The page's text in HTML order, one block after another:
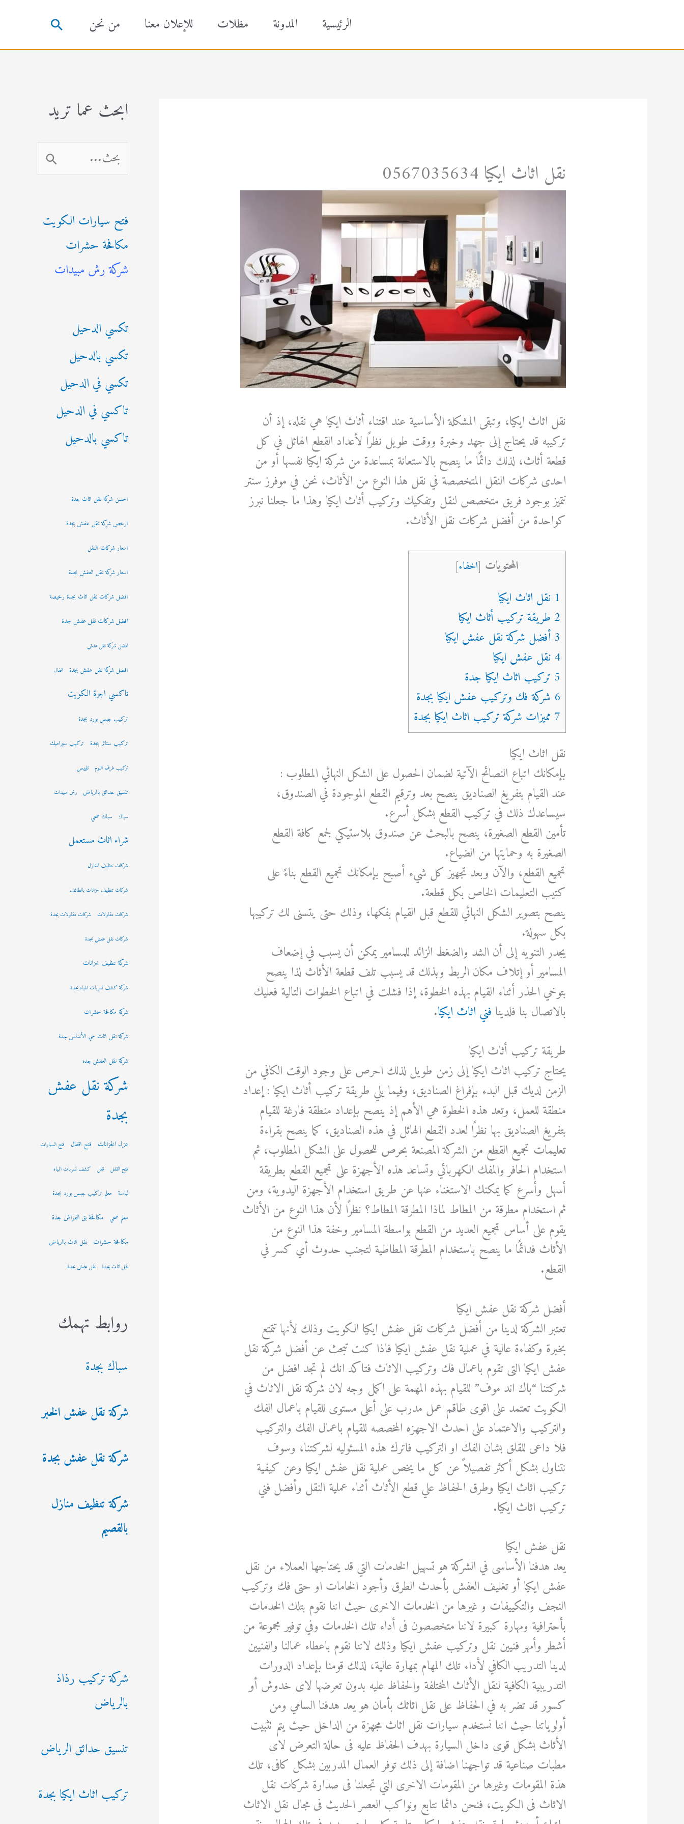
المحتوى
الرئيسية المدونة مظلات للإعلان معنا من نحن البحث
نقل اثاث ايكيا 0567035634
نقل اثاث ايكيا، وتبقى المشكلة الأساسية عند اقتناء أثاث ايكيا هي نقله، إذ أن
تركيبه قد يحتاج إلى جهد وخبرة ووقت طويل نظرًا لأعداد القطع الهائل في كل
قطعة أثاث، لذلك دائمًا ما ينصح بالاستعانة بمساعدة من شركة ايكيا نفسها أو من
احدى شركات النقل المتخصصة في نقل هذا النوع من الأثاث، نحن في موفرز سنتر
نتميز بوجود فريق متخصص لنقل وتفكيك وتركيب أثاث ايكيا وهذا ما جعلنا نبرز
كواحدة من أفضل شركات نقل الأثاث.
المحتويات [اخفاء]
1 نقل اثاث ايكيا
2 طريقة تركيب أثاث ايكيا
3 أفضل شركة نقل عفش ايكيا
4 نقل عفش ايكيا
5 تركيب اثاث ايكيا جدة
6 شركة فك وتركيب عفش ايكيا بجدة
7 مميزات شركة تركيب اثاث ايكيا بجدة
نقل اثاث ايكيا
بإمكانك اتباع النصائح الآتية لضمان الحصول على الشكل النهائي المطلوب :
عند القيام بتفريغ الصناديق ينصح بعد وترقيم القطع الموجودة في الصندوق،
سيساعدك ذلك في تركيب القطع بشكل أسرع.
تأمين القطع الصغيرة، ينصح بالبحث عن صندوق بلاستيكي لجمع كافة القطع
الصغيرة به وحمايتها من الضياع.
تجميع القطع، والآن وبعد تجهيز كل شيء أصبح بإمكانك تجميع القطع بناءً على
كتيب التعليمات الخاص بكل قطعة.
ينصح بتصوير الشكل النهائي للقطع قبل القيام بفكها، وذلك حتى يتسنى لك تركيبها
بكل سهولة.
يجدر التنويه إلى أن الشد والضغط الزائد للمسامير يمكن أن يسبب في إضعاف
المسامير أو إتلاف مكان الربط وبذلك قد يسبب تلف قطعة الأثاث لذا ينصح
بتوخي الحذر أثناء القيام بهذه الخطوة، إذا فشلت في اتباع الخطوات التالية فعليك
بالاتصال بنا فلدينا فني اثاث ايكيا.
طريقة تركيب أثاث ايكيا
يحتاج تركيب اثاث ايكيا إلى زمن طويل لذلك احرص على وجود الوقت الكافي من
الزمن لديك قبل البدء بإفراغ الصناديق، وفيما يلي طريقة تركيب أثاث ايكيا : إعداد
منطقة للعمل، وتعد هذه الخطوة هي الأهم إذ ينصح بإعداد منطقة فارغة للقيام
بتفريغ الصناديق بها نظرًا لعدد القطع الهائل في هذه الصناديق، كما ينصح بقراءة
تعليمات تجميع القطع من الشركة المصنعة بحرص للحصول على الشكل المطلوب، ثم
استخدام الحافر والمفك الكهربائي وتساعد هذه الأجهزة على تجميع القطع بطريقة
أسهل وأسرع كما يمكنك الاستغناء عنها عن طريق استخدام الأجهزة اليدوية، ومن
ثم استخدام مطرقة من المطاط لماذا المطرقة المطاط؟ نظرًا لأن هذا النوع من الأثاث
يقوم على أساس تجميع العديد من القطع بواسطة المسامير وخفة هذا النوع من
الأثاث فدائمًا ما ينصح باستخدام المطرقة المطاطية لتجنب حدوث أي كسر في
القطع.
أفضل شركة نقل عفش ايكيا
تعتبر الشركة لدينا من أفضل شركات نقل عفش ايكيا الكويت وذلك لأنها تتمتع
بخبرة وكفاءة عالية في عملية نقل عفش ايكيا فاذا كنت تبحث عن أفضل شركة نقل
عفش ايكيا التى تقوم باعمال فك وتركيب الاثاث فتاكد انك لم تجد افضل من
شركتنا “باك اند موف” للقيام بهذه المهمة على اكمل وجه لان شركة نقل الاثاث في
الكويت تعتمد على اقوى طاقم عمل مدرب على أعلى مستوى للقيام باعمال الفك
والتركيب والاعتماد على احدث الاجهزه المخصصه للقيام باعمال الفك والتركيب
فلا داعى للقلق بشان الفك او التركيب فاترك هذه المسئوليه لشركتنا، وسوف
نتناول بشكل أكثر تفصيلاً عن كل ما يخص عملية نقل عفش ايكيا وعن كيفية
تركيب اثاث ايكيا وطرق الحفاظ علي قطع الأثاث أثناء عملية النقل وأفضل فني
تركيب اثاث ايكيا.
نقل عفش ايكيا
يعد هدفنا الأساسى في الشركة هو تسهيل الخدمات التي قد يحتاجها العملاء من نقل
عفش ايكيا أو تغليف العفش بأحدث الطرق وأجود الخامات او حتى فك وتركيب
النجف والتكييفات و غيرها من الخدمات الاخرى حيث اننا نقوم بتلك الخدمات
بأحترافية ومهارة كبيرة لاننا متخصصون فى أداء تلك الخدمات وفي توفير مجموعة من
أشطر وأمهر فنيين نقل وتركيب عفش ايكيا وذلك لاننا نقوم باعطاء عمالنا والفنيين
لدينا التدريب الكافي لأداء تلك المهام بمهارة عالية، لذلك قومنا بإعداد الدورات
التدريبية الكافية لنقل الأثاث المختلفة والحفاظ عليه بدون تعرضها لاى خدوش أو
كسور قد تضر به في الحفاظ على نقل اثاثك بأمان هو يعد هدفنا السامي ومن
أولوياتنا حيث اننا نستخدم سيارات نقل اثاث مجهزة من الداخل حيث يتم تثبيت
الأثاث بشكل قوى داخل السيارة بهدف الحفاظ عليه فى حالة التعرض لاى
مطبات صناعية قد تواجهنا اضافة إلى ذلك توفر العمال المدربين بشكل كافى، تلك
هذة المقومات وغيرها من المقومات الاخرى التي تجعلنا فى صدارة شركات نقل
الاثاث فى الكويت، فنحن دائما نتابع ونواكب العصر الحديث فى مجال نقل الاثاث
ابحث عما تريد
ل
ح
ث
ع
:
فتح سيارات الكويت
مكافحة حشرات
شركة رش مبيدات
تكسي الدحيل
تكسي بالدحيل
تكسي في الدحيل
تاكسي في الدحيل
تاكسي بالدحيل
احسن شركة نقل اثاث جدة
ارخص شركة نقل عفش بجدة
اسعار شركات النقل
اسعار شركة نقل العفش بجدة
افضل شركات نقل اثاث بجدة رخيصة
افضل شركات نقل عفش جدة
افضل شركة نقل عفش
افضل شركة نقل عفش بجدة اقفال
تاكسي اجرة الكويت
تركيب جبس بورد بجدة
تركيب ستائر بجدة تركيب سيراميك
تركيب غرف النوم تلييس
تنسيق حدائق بالرياض رش مبيدات
سباك سباك صحي
شراء اثاث مستعمل
شركات تنظيف المنازل
شركات تنظيف خزانات بالطائف
شركات مقاولات شركات مقاولات بجدة
شركات نقل عفش بجدة
شركة تنظيف خزانات
شركة كشف تسربات المياه بجدة
شركة مكافحة حشرات
شركة نقل اثاث حي الأندلس جدة
شركة نقل العفش جده
شركة نقل عفش
بجدة
عزل الخزانات فتح اقفال فتح السيارات
فتح القفل قفل كشف تسربات المياه
لياسة معلم تركيب جبس بورد بجدة
معلم صحي مكافحة بق الفراش جدة
مكافحة حشرات نقل اثاث بالرياض
نقل اثاث بجدة نقل عفش بجدة
روابط تهمك
سباك بجدة
شركة نقل عفش الخبر
شركة نقل عفش بجدة
شركة تنظيف منازل
بالقصيم
شركة تركيب رذاذ
بالرياض
تنسيق حدائق الرياض
تركيب اثاث ايكيا بجدة